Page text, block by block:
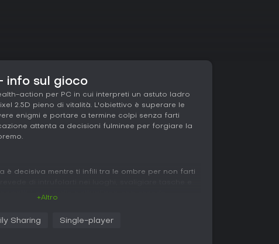
info sul gioco
action per PC in cui interpreti un astuto ladro
2.5D pieno di vitalità. L'obiettivo è superare le
enigmi e portare a termine colpi senza farti
attenta a decisioni fulminee per forgiare la
è decisiva mentre ti infili tra le ombre per non farti
+Altro
Sharing Single-player